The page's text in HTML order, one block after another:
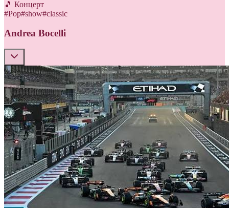
🎵 Концерт
#Pop#show#classic
Andrea Bocelli